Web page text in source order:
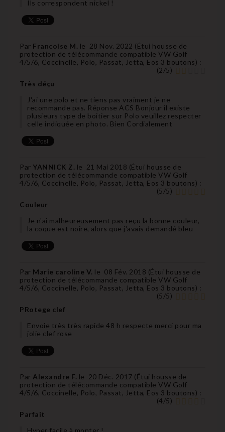
Ils correspondent nickel !
Par Francoise M. le 28 Nov. 2022 (Étui housse de
protection de télécommande compatible VW Golf
4/5/6, Coccinelle, Polo, Passat, Jetta, Eos 3 boutons) :
(2/5)
Très déçu
J'ai une polo et ne tiens pas vraiment je ne
recommande pas. Réponse ACS Bonjour il existe
plusieurs type de boitier sur Polo veuillez respecter
celle indiquée en photo. Bien Cordialement
Par YANNICK Z. le 21 Mai 2018 (Étui housse de
protection de télécommande compatible VW Golf
4/5/6, Coccinelle, Polo, Passat, Jetta, Eos 3 boutons) :
(5/5)
Couleur
Je n'ai malheureusement pas reçu la bonne couleur,
la coque est noire, alors que j'avais demandé bleu
Par Marie caroline V. le 08 Fév. 2018 (Étui housse de
protection de télécommande compatible VW Golf
4/5/6, Coccinelle, Polo, Passat, Jetta, Eos 3 boutons) :
(5/5)
PRotege clef
Envoie très très rapide 48 h respecte merci pour ma
jolie clef rose
Par Alexandre F. le 20 Déc. 2017 (Étui housse de
protection de télécommande compatible VW Golf
4/5/6, Coccinelle, Polo, Passat, Jetta, Eos 3 boutons) :
(4/5)
Parfait
Hyper facile à monter !